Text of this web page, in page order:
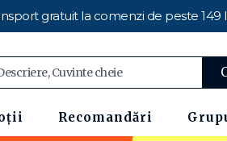
gratuit la comenzi de peste 149
Recomandări